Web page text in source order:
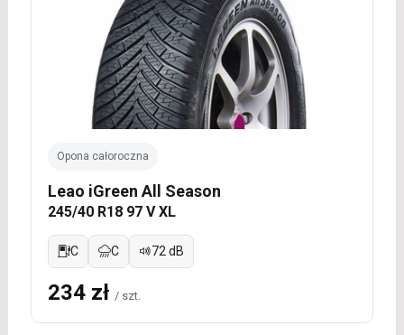
Opona całoroczna
Leao iGreen All Season
245/40 R18 97 V XL
C C 72 dB
234 zł / szt.